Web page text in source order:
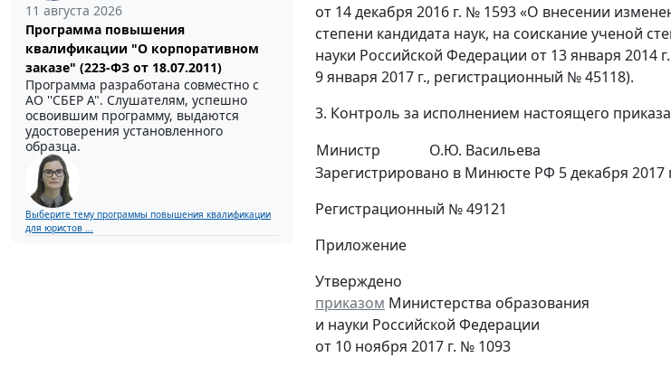
11 августа 2026
Программа повышения
квалификации "О корпоративном
заказе" (223-ФЗ от 18.07.2011)
Программа разработана совместно с
АО ''СБЕР А". Слушателям, успешно
освоившим программу, выдаются
удостоверения установленного
образца.
Выберите тему программы повышения квалификации
для юристов ...
от 14 декабря 2016 г. № 1593 «О внесении
степени кандидата наук, на соискание ученой
науки Российской Федерации от 13 января
9 января 2017 г., регистрационный № 45118).
3. Контроль за исполнением настоящего
Министр
О.Ю. Васильева
Зарегистрировано в Минюсте РФ 5 декабря 2017
Регистрационный № 49121
Приложение
Утверждено
приказом Министерства образования
и науки Российской Федерации
от 10 ноября 2017 г. № 1093